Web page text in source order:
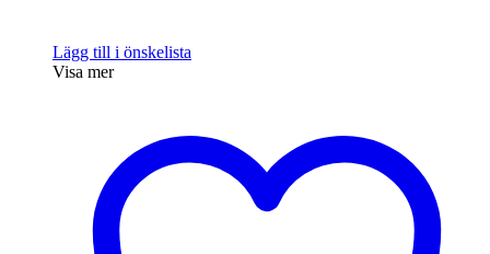
Lägg till i önskelista
Visa mer